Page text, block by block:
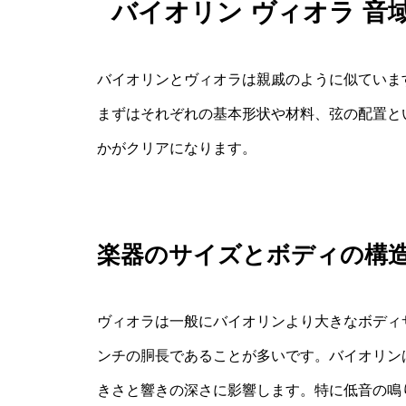
バイオリン ヴィオラ 音
バイオリンとヴィオラは親戚のように似てい
まずはそれぞれの基本形状や材料、弦の配置
かがクリアになります。
楽器のサイズとボディの構
ヴィオラは一般にバイオリンより大きなボデ
ンチの胴長であることが多いです。バイオリ
きさと響きの深さに影響します。特に低音の